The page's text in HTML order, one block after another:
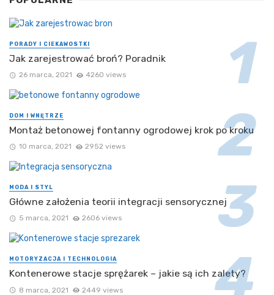
PORADY I CIEKAWOSTKI
Jak zarejestrować broń? Poradnik
26 marca, 2021 4260 views
DOM I WNĘTRZE
Montaż betonowej fontanny ogrodowej krok po kroku
10 marca, 2021 2952 views
MODA I STYL
Główne założenia teorii integracji sensorycznej
5 marca, 2021 2606 views
MOTORYZACJA I TECHNOLOGIA
Kontenerowe stacje sprężarek – jakie są ich zalety?
8 marca, 2021 2449 views